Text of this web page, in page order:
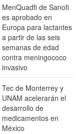
MenQuadfi de Sanofi
es aprobado en
Europa para lactantes
a partir de las seis
semanas de edad
contra meningococo
invasivo
Tec de Monterrey y
UNAM acelerarán el
desarrollo de
medicamentos en
México